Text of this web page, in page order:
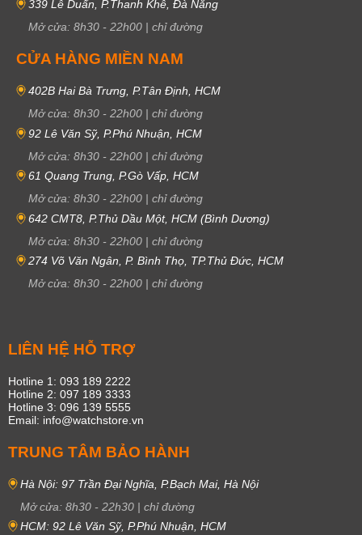
339 Lê Duẩn, P.Thanh Khê, Đà Nẵng
Mở cửa: 8h30 - 22h00 | chỉ đường
CỬA HÀNG MIỀN NAM
402B Hai Bà Trưng, P.Tân Định, HCM
Mở cửa: 8h30 - 22h00 | chỉ đường
92 Lê Văn Sỹ, P.Phú Nhuận, HCM
Mở cửa: 8h30 - 22h00 | chỉ đường
61 Quang Trung, P.Gò Vấp, HCM
Mở cửa: 8h30 - 22h00 | chỉ đường
642 CMT8, P.Thủ Dầu Một, HCM (Bình Dương)
Mở cửa: 8h30 - 22h00 | chỉ đường
274 Võ Văn Ngân, P. Bình Thọ, TP.Thủ Đức, HCM
Mở cửa: 8h30 - 22h00 | chỉ đường
LIÊN HỆ HỖ TRỢ
Hotline 1: 093 189 2222
Hotline 2: 097 189 3333
Hotline 3: 096 139 5555
Email: info@watchstore.vn
TRUNG TÂM BẢO HÀNH
Hà Nội: 97 Trần Đại Nghĩa, P.Bạch Mai, Hà Nội
Mở cửa: 8h30 - 22h30 | chỉ đường
HCM: 92 Lê Văn Sỹ, P.Phú Nhuận, HCM